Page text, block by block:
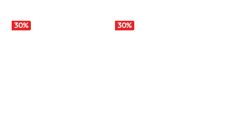
30% 30%